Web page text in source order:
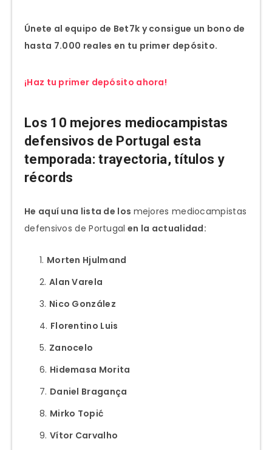
Únete al equipo de Bet7k y consigue un bono de
hasta 7.000 reales en tu primer depósito.
¡Haz tu primer depósito ahora!
Los 10 mejores mediocampistas
defensivos de Portugal esta
temporada: trayectoria, títulos y
récords
He aquí una lista de los mejores mediocampistas
defensivos de Portugal en la actualidad:
Morten Hjulmand
Alan Varela
Nico González
Florentino Luis
Zanocelo
Hidemasa Morita
Daniel Bragança
Mirko Topić
Vítor Carvalho